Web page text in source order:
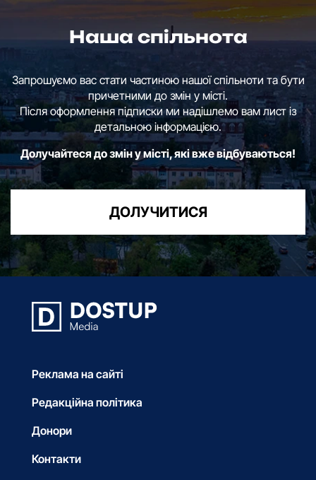
Наша спільнота
Запрошуємо вас стати частиною нашої спільноти та бути
причетними до змін у місті.
Після оформлення підписки ми надішлемо вам лист із
детальною інформацією.
Долучайтеся до змін у місті, які вже відбуваються!
ДОЛУЧИТИСЯ
Реклама на сайті
Редакційна політика
Донори
Контакти